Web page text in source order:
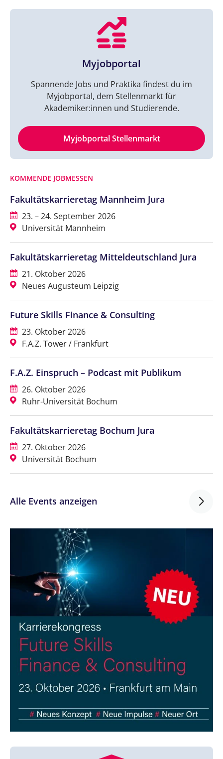
Myjobportal
Spannende Jobs und Praktika findest du im
Myjobportal, dem Stellenmarkt für
Akademiker:innen und Studierende.
Myjobportal Stellenmarkt
KOMMENDE JOBMESSEN
Fakultätskarrieretag Mannheim Jura
23. – 24. September 2026
Universität Mannheim
Fakultätskarrieretag Mitteldeutschland Jura
21. Oktober 2026
Neues Augusteum Leipzig
Future Skills Finance & Consulting
23. Oktober 2026
F.A.Z. Tower / Frankfurt
F.A.Z. Einspruch – Podcast mit Publikum
26. Oktober 2026
Ruhr-Universität Bochum
Fakultätskarrieretag Bochum Jura
27. Oktober 2026
Universität Bochum
Alle Events anzeigen